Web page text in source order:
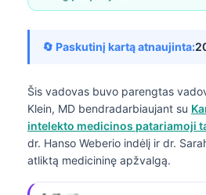
🔄 Paskutinį kartą atnaujinta:
Šis vadovas buvo parengtas
Klein, MD bendradarbiaujant su
intelekto medicinos patariamoji
dr. Hanso Weberio indėlį ir dr.
atliktą medicininę apžvalgą.